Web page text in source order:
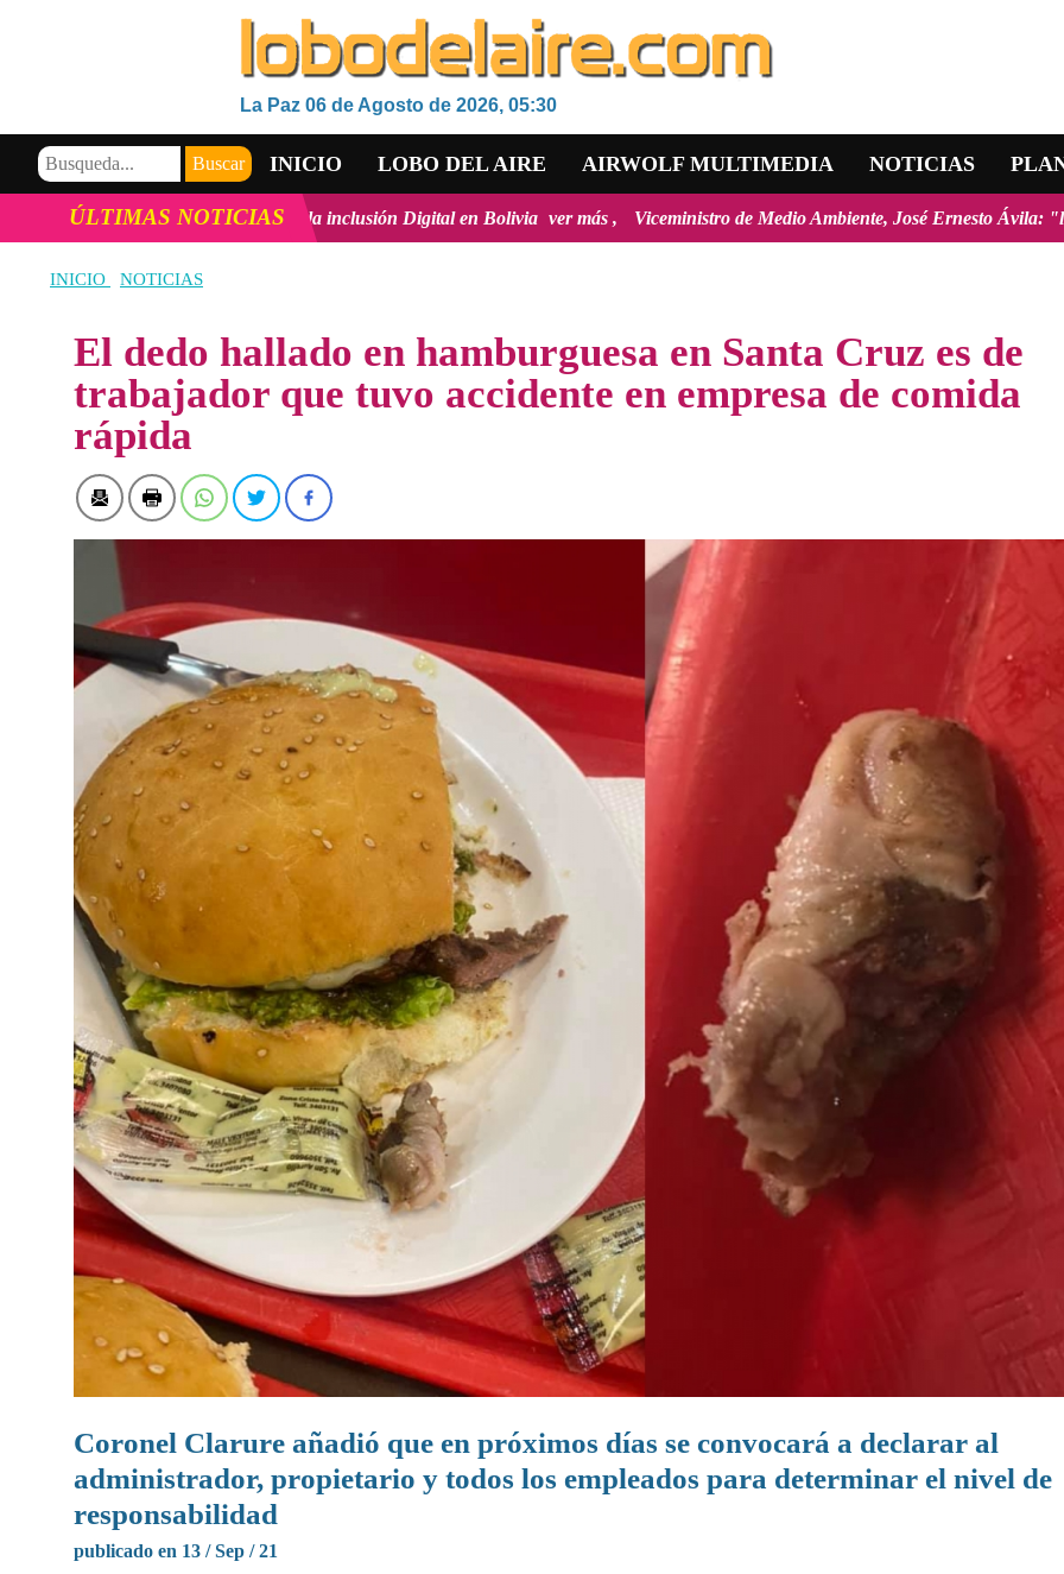
La Paz 06 de Agosto de 2026, 05:30
INICIO LOBO DEL AIRE AIRWOLF MULTIMEDIA NOTICIAS
VIDEOS
ÚLTIMAS NOTICIAS
la innovación y la inclusión Digital en Bolivia ver más Viceministro de Medio Ambiente, José Ernesto Ávila: "la mayoría de los
INICIO NOTICIAS
El dedo hallado en hamburguesa en Santa Cruz es de
trabajador que tuvo accidente en empresa de comida
rápida
Coronel Clarure añadió que en próximos días se convocará a declarar al
administrador, propietario y todos los empleados para determinar el nivel de
responsabilidad
publicado en 13 / Sep / 21